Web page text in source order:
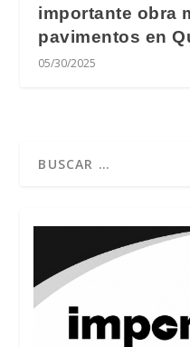
importante obra
pavimentos en
05/30/2025